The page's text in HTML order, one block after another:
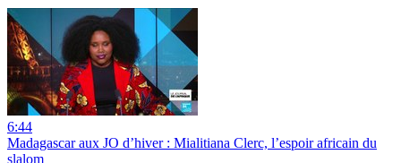
6:44
Madagascar aux JO d’hiver : Mialitiana Clerc, l’espoir africain du
slalom